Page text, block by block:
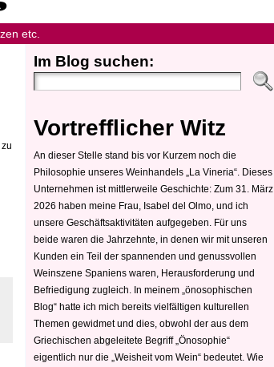
etc.
Im Blog suchen:
Vortrefflicher Witz
An dieser Stelle stand bis vor Kurzem noch die
Philosophie unseres Weinhandels „La Vineria“. Dieses
Unternehmen ist mittlerweile Geschichte: Zum 31. März
2026 haben meine Frau, Isabel del Olmo, und ich
unsere Geschäftsaktivitäten aufgegeben. Für uns
beide waren die Jahrzehnte, in denen wir mit unseren
Kunden ein Teil der spannenden und genussvollen
Weinszene Spaniens waren, Herausforderung und
Befriedigung zugleich. In meinem „önosophischen
Blog“ hatte ich mich bereits vielfältigen kulturellen
Themen gewidmet und dies, obwohl der aus dem
Griechischen abgeleitete Begriff „Önosophie“
eigentlich nur die „Weisheit vom Wein“ bedeutet. Wie